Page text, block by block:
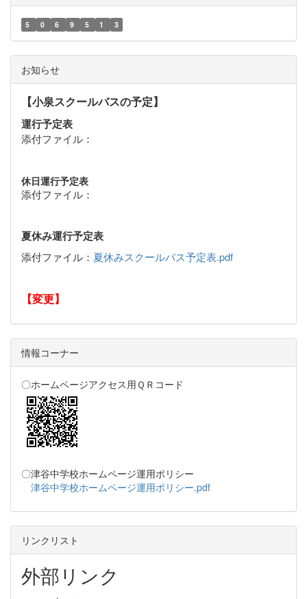
5 0 6 9 5 1 3
お知らせ
【小泉スクールバスの予定】
運行予定表
添付ファイル：
休日運行予定表
添付ファイル：
夏休み運行予定表
添付ファイル： 夏休みスクールバス予定表.pdf
【変更】
情報コーナー
〇ホームページアクセス用ＱＲコード
〇津谷中学校ホームページ運用ポリシー
津谷中学校ホームページ運用ポリシー.pdf
リンクリスト
外部リンク